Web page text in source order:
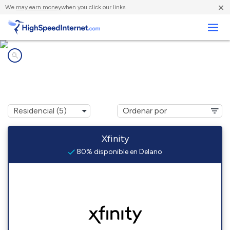
We may earn moneywhen you click our links. ×
Xfinity
80% disponible en Delano